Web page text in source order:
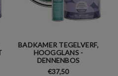
BADKAMER TEGELVERF,
HOOGGLANS -
DENNENBOS
€37,50